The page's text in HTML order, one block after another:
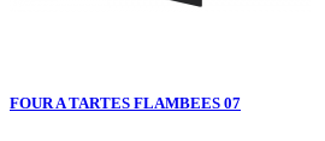
FOUR A TARTES FLAMBEES 07